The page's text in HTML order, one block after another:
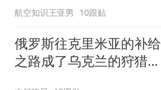
航空知识王亚男 10跟贴
俄罗斯往克里米亚的补给
之路成了乌克兰的狩猎场